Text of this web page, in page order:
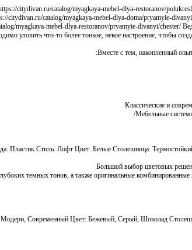
citydivan.ru/catalog/myagkaya-mebel-dlya-restoranov/
citydivan.ru/catalog/myagkaya-mebel-dlya-doma/pryamyie-
mebel-dlya-restoranov/pryamyie-divanyi/chester/
уловить что-то более тонкое, некое настроение, чтобы
Вместе с тем, накопленный
Классические и
Мебельные
Пластик Стиль: Лофт Цвет: Белые Столешница:
Большой выбор цветовых
темных тонов, а также оригинальные
Современный Цвет: Бежевый, Серый, Шоколад